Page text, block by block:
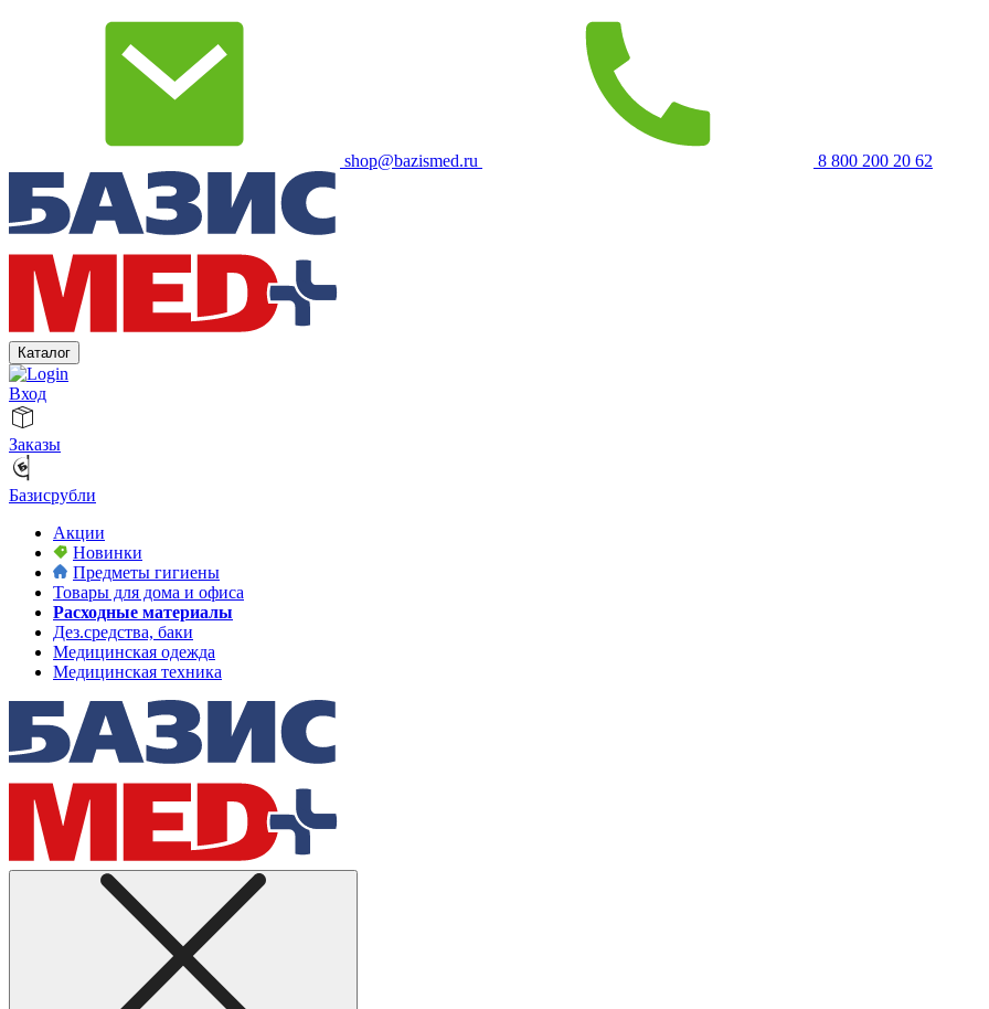
shop@bazismed.ru 8 800 200 20 62
Каталог
Вход
Заказы
Базисрубли
Акции
Новинки
Предметы гигиены
Товары для дома и офиса
Расходные материалы
Дез.средства, баки
Медицинская одежда
Медицинская техника